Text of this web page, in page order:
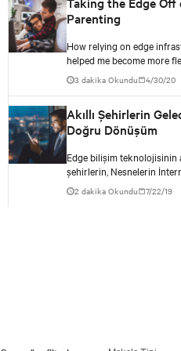
Parenting
How relying on edge
helped me become more
parent
3 dakika Okundu 4/30/20
Akıllı Şehirlerin
Doğru Dönüşüm
Edge bilişim teknolojisinin
şehirlerin, Nesnelerin
AI’nin geleceğini nasıl
keşfedin.
2 dakika Okundu 7/22/19